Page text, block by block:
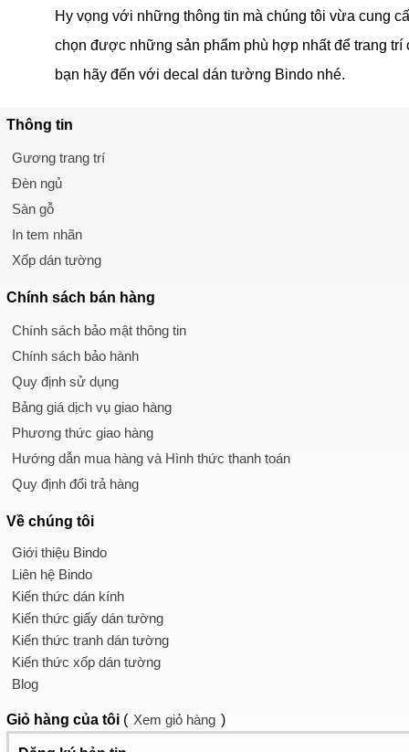
Hy vọng với những thông tin mà chúng tôi vừa cung
chọn được những sản phẩm phù hợp nhất để trang
bạn hãy đến với decal dán tường Bindo nhé.
Thông tin
Gương trang trí
Đèn ngủ
Sàn gỗ
In tem nhãn
Xốp dán tường
Chính sách bán hàng
Chính sách bảo mật thông tin
Chính sách bảo hành
Quy định sử dụng
Bảng giá dịch vụ giao hàng
Phương thức giao hàng
Hướng dẫn mua hàng và Hình thức thanh toán
Quy định đổi trả hàng
Về chúng tôi
Giới thiệu Bindo
Liên hệ Bindo
Kiến thức dán kính
Kiến thức giấy dán tường
Kiến thức tranh dán tường
Kiến thức xốp dán tường
Blog
Giỏ hàng của tôi ( Xem giỏ hàng )